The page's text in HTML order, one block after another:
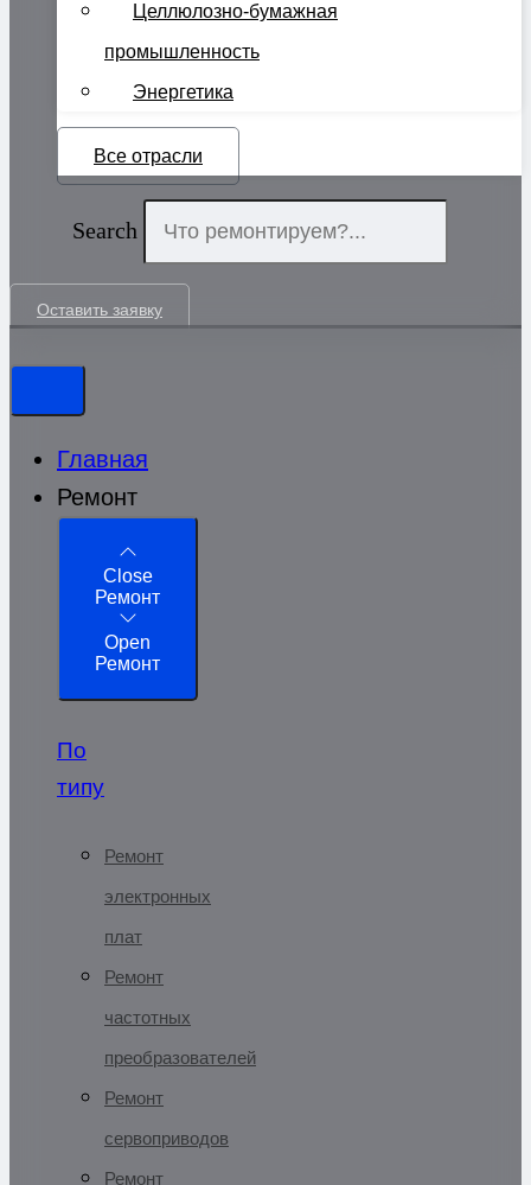
Целлюлозно-бумажная
промышленность
Энергетика
Все отрасли
Search
Оставить заявку
Главная
Ремонт
Close
Ремонт
Open
Ремонт
По
типу
Ремонт
электронных
плат
Ремонт
частотных
преобразователей
Ремонт
сервоприводов
Ремонт